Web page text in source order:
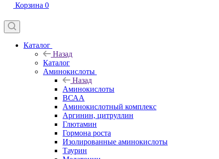
Корзина 0
Каталог
Назад
Каталог
Аминокислоты
Назад
Аминокислоты
ВСАА
Аминокислотный комплекс
Аргинин, цитруллин
Глютамин
Гормона роста
Изолированные аминокислоты
Таурин